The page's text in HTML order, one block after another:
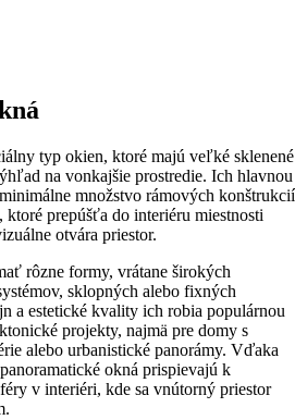
typ okien, ktoré majú veľké sklenené
na vonkajšie prostredie. Ich hlavnou
množstvo rámových konštrukcií
prepúšťa do interiéru miestnosti
otvára priestor.
rôzne formy, vrátane širokých
sklopných alebo fixných
a estetické kvality ich robia populárnou
projekty, najmä pre domy s
alebo urbanistické panorámy. Vďaka
okná prispievajú k
v interiéri, kde sa vnútorný priestor